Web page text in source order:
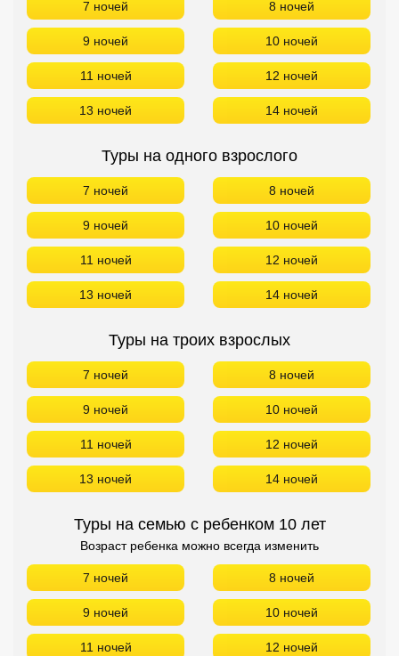
7 ночей 8 ночей
9 ночей 10 ночей
11 ночей 12 ночей
13 ночей 14 ночей
Туры на одного взрослого
7 ночей 8 ночей
9 ночей 10 ночей
11 ночей 12 ночей
13 ночей 14 ночей
Туры на троих взрослых
7 ночей 8 ночей
9 ночей 10 ночей
11 ночей 12 ночей
13 ночей 14 ночей
Туры на семью с ребенком 10 лет
Возраст ребенка можно всегда изменить
7 ночей 8 ночей
9 ночей 10 ночей
11 ночей 12 ночей